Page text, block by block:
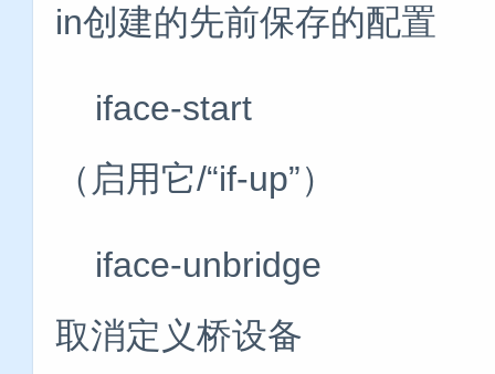
in创建的先前保存的配置
iface-start #
（启用它/“if-up”）
iface-unbridge
取消定义桥设备